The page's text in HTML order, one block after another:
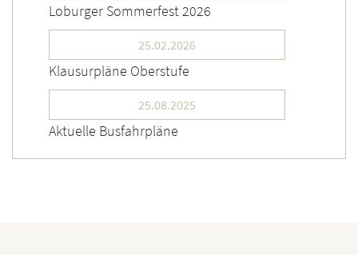
Loburger Sommerfest 2026
25.02.2026
Klausurpläne Oberstufe
25.08.2025
Aktuelle Busfahrpläne